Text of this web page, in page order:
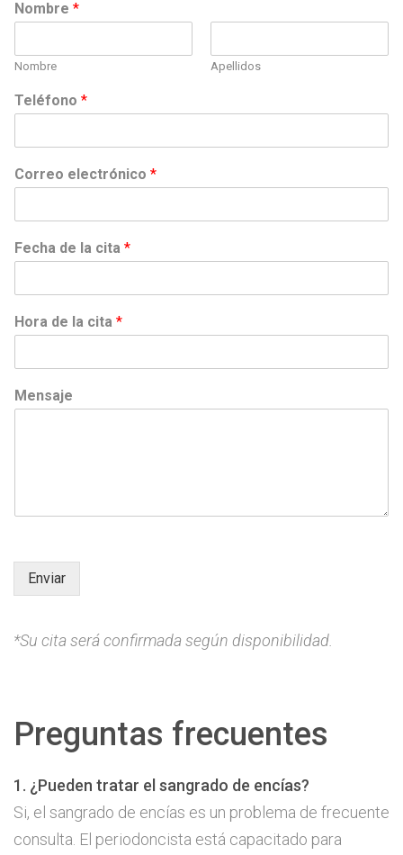
Nombre *
Nombre Apellidos
*
c
t
c
t
Teléfono *
Correo electrónico *
Fecha de la cita *
Hora de la cita *
Mensaje
Enviar
*Su cita será confirmada según disponibilidad.
Preguntas frecuentes
1. ¿Pueden tratar el sangrado de encías?
Si, el sangrado de encías es un problema de frecuente
consulta. El periodoncista está capacitado para